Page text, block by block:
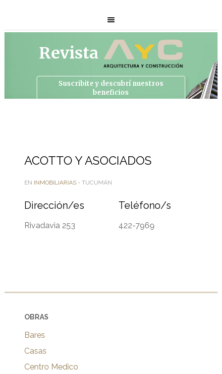
Revista
Suscribite y descubrí nuestros
beneficios
ACOTTO Y ASOCIADOS
EN INMOBILIARIAS- TUCUMÁN
Dirección/es
Rivadavia 253
Teléfono/s
422-7969
OBRAS
Bares
Casas
Centro Medico